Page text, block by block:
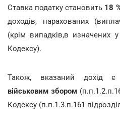
Ставка податку становить 18
доходів, нарахованих
(крім випадків,в изначених
Кодексу).
Також, вказаний дохід
військовим збором
Кодексу (п.п.1.3.п.161